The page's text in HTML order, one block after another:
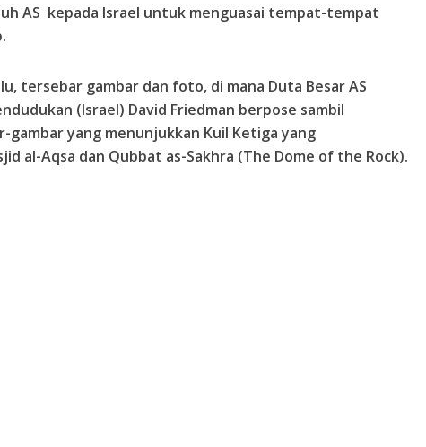
AS kepada Israel untuk menguasai tempat-tempat
tersebar gambar dan foto, di mana Duta Besar AS
(Israel) David Friedman berpose sambil
gambar yang menunjukkan Kuil Ketiga yang
al-Aqsa dan Qubbat as-Sakhra (The Dome of the Rock).